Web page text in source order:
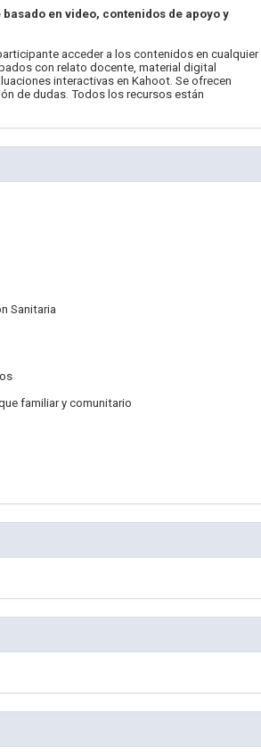
en video, contenidos de apoyo y
acceder a los contenidos en cualquier
con relato docente, material digital
interactivas en Kahoot. Se ofrecen
de dudas. Todos los recursos están
Sanitaria
familiar y comunitario